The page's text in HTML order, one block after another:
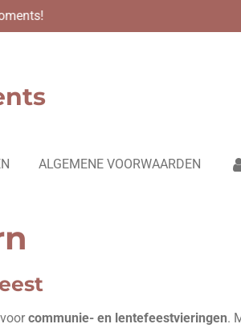
ALGEMENE VOORWAARDEN
communie- en lentefeestvieringen.